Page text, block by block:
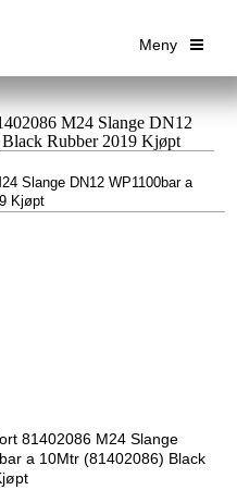
Meny
M24 Slange DN12
Rubber 2019 Kjøpt
Slange DN12 WP1100bar a
Kjøpt
81402086 M24 Slange
a 10Mtr (81402086) Black